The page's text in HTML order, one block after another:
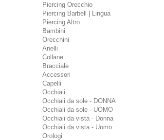
Piercing Orecchio
Piercing Barbell | Lingua
Piercing Altro
Bambini
Orecchini
Anelli
Collane
Bracciale
Accessori
Capelli
Occhiali
Occhiali da sole - DONNA
Occhiali da sole - UOMO
Occhiali da vista - Donna
Occhiali da vista - Uomo
Orologi